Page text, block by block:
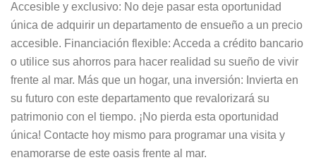
Accesible y exclusivo: No deje pasar esta oportunidad
única de adquirir un departamento de ensueño a un precio
accesible. Financiación flexible: Acceda a crédito bancario
o utilice sus ahorros para hacer realidad su sueño de vivir
frente al mar. Más que un hogar, una inversión: Invierta en
su futuro con este departamento que revalorizará su
patrimonio con el tiempo. ¡No pierda esta oportunidad
única! Contacte hoy mismo para programar una visita y
enamorarse de este oasis frente al mar.